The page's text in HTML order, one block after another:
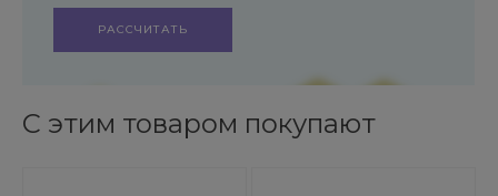
РАССЧИТАТЬ
С этим товаром покупают